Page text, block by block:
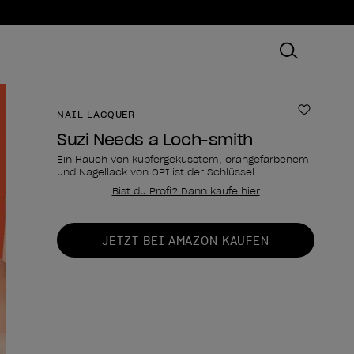
NAIL LACQUER Zur
Suzi Needs a Loch-smith
Ein Hauch von kupfergeküsstem, orangefarbenem
und Nagellack von OPI ist der Schlüssel.
Bist du Profi? Dann kaufe hier
Form des Produkts
JETZT BEI AMAZON KAUFEN